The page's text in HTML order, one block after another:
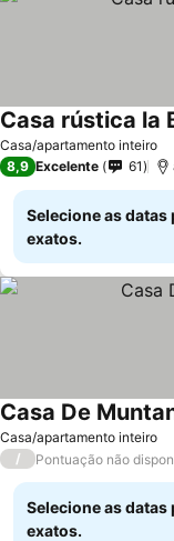
Casa/apartamento inteiro
Casa rústica la
8,9 Excelente 61
Selecione as
exatos.
Casa/apartamento inteiro
Casa De
/ Pontuação não
Selecione as
exatos.